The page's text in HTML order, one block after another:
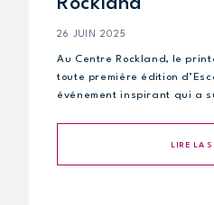
26 JUIN 2025
Au Centre Rockland, le
toute première édition
événement inspirant qui a
LIRE LA